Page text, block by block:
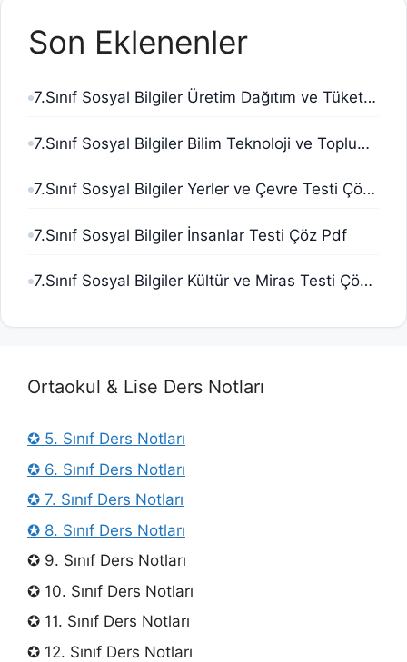
Son Eklenenler
7.Sınıf Sosyal Bilgiler Üretim Dağıtım ve Tüketim Testi Çöz Pdf
7.Sınıf Sosyal Bilgiler Bilim Teknoloji ve Toplum Testi Çöz Pdf
7.Sınıf Sosyal Bilgiler Yerler ve Çevre Testi Çöz Pdf
7.Sınıf Sosyal Bilgiler İnsanlar Testi Çöz Pdf
7.Sınıf Sosyal Bilgiler Kültür ve Miras Testi Çöz Pdf
Ortaokul & Lise Ders Notları
✪ 5. Sınıf Ders Notları
✪ 6. Sınıf Ders Notları
✪ 7. Sınıf Ders Notları
✪ 8. Sınıf Ders Notları
✪ 9. Sınıf Ders Notları
✪ 10. Sınıf Ders Notları
✪ 11. Sınıf Ders Notları
✪ 12. Sınıf Ders Notları